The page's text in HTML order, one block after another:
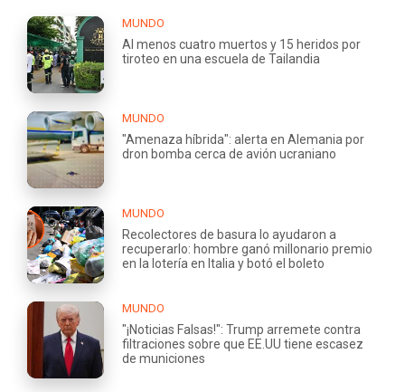
MUNDO
Al menos cuatro muertos y 15 heridos por
tiroteo en una escuela de Tailandia
MUNDO
"Amenaza híbrida": alerta en Alemania por
dron bomba cerca de avión ucraniano
MUNDO
Recolectores de basura lo ayudaron a
recuperarlo: hombre ganó millonario premio
en la lotería en Italia y botó el boleto
MUNDO
"¡Noticias Falsas!": Trump arremete contra
filtraciones sobre que EE.UU tiene escasez
de municiones